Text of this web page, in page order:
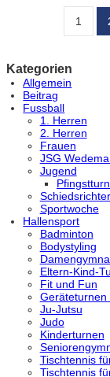
1
Kategorien
Allgemein
Beitrag
Fussball
1. Herren
2. Herren
Frauen
JSG
Jugend
Schiedsrichter
Sportwoche
Hallensport
Badminton
Bodystyling
Eltern-Kind-
Fit und Fun
Geräteturnen
Ju-Jutsu
Judo
Kinderturnen
Tischtennis
Tischtennis